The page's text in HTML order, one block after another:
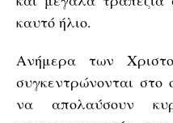
καυτό ήλιο.
Ανήμερα των
συγκεντρώνονται στο
να απολαύσουν